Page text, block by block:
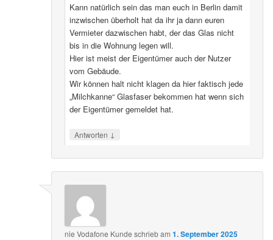
Kann natürlich sein das man euch in Berlin damit
inzwischen überholt hat da ihr ja dann euren
Vermieter dazwischen habt, der das Glas nicht
bis in die Wohnung legen will.
Hier ist meist der Eigentümer auch der Nutzer
vom Gebäude.
Wir können halt nicht klagen da hier faktisch jede
„Milchkanne“ Glasfaser bekommen hat wenn sich
der Eigentümer gemeldet hat.
Antworten ↓
nie Vodafone Kunde schriebam1. September 2025